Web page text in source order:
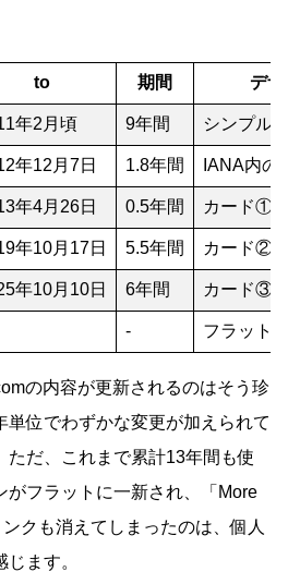
to 期間 デ
年2月頃 9年間 シンプル
年12月7日 1.8年間 IANA内の
年4月26日 0.5年間 カード①
年10月17日 5.5年間 カード②
年10月10日 6年間 カード③
- フラット
の内容が更新されるのはそう珍
単位でわずかな変更が加えられて
ただ、これまで累計13年間も使
がフラットに一新され、「More
クも消えてしまったのは、個人
ます。